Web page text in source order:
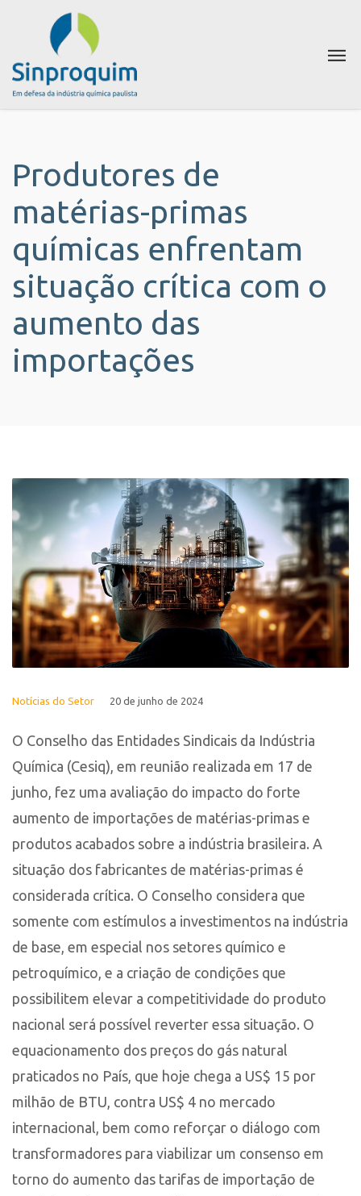
Produtores de
matérias-primas
químicas enfrentam
situação crítica com o
aumento das
importações
Notícias do Setor 20 de junho de 2024
O Conselho das Entidades Sindicais da Indústria
Química (Cesiq), em reunião realizada em 17 de
junho, fez uma avaliação do impacto do forte
aumento de importações de matérias-primas e
produtos acabados sobre a indústria brasileira. A
situação dos fabricantes de matérias-primas é
considerada crítica. O Conselho considera que
somente com estímulos a investimentos na indústria
de base, em especial nos setores químico e
petroquímico, e a criação de condições que
possibilitem elevar a competitividade do produto
nacional será possível reverter essa situação. O
equacionamento dos preços do gás natural
praticados no País, que hoje chega a US$ 15 por
milhão de BTU, contra US$ 4 no mercado
internacional, bem como reforçar o diálogo com
transformadores para viabilizar um consenso em
torno do aumento das tarifas de importação de